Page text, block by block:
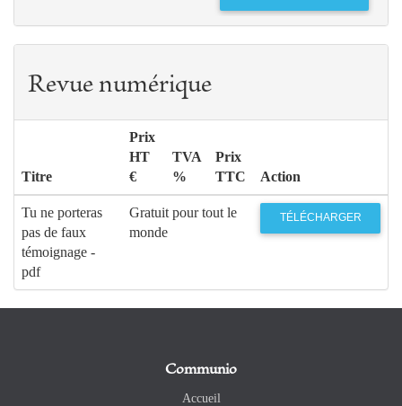
Revue numérique
Titre
Prix
HT
€
TVA
%
Prix
TTC
Action
Tu ne porteras
pas de faux
témoignage -
pdf
Gratuit pour tout le
monde
TÉLÉCHARGER
Communio
Accueil